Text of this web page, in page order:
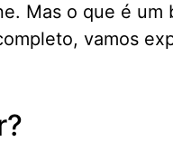
Mas o que é
vamos